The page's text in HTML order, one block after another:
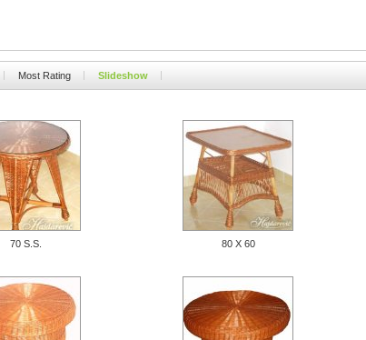
Most Rating Slideshow
70 S.S. 80 X 60